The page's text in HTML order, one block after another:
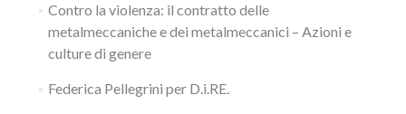
Contro la violenza: il contratto delle
metalmeccaniche e dei metalmeccanici – Azioni e
culture di genere
Federica Pellegrini per D.i.RE.